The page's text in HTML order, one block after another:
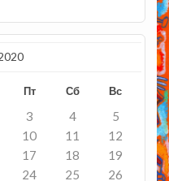
Пт Сб Вс
3 4
5
10 11
12
17 18
19
24 25
26